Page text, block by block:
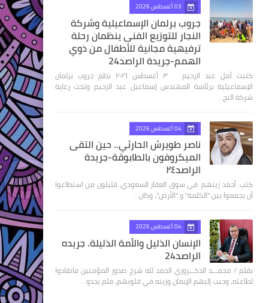
03 أغسطس 2026
جروب برلمان الإسماعيلية وشركة
النجار للتوزيع الفنى ينظمان رحلة
ترفيهية مجانية للأطفال من ذوي
الهمم-جريدة الراصد24
كتبت أمل عبد الرحيم ٣ أغسطس ٢٠٢٦ نظم جروب برلمان
الإسماعيلية برئاسة المهندس إسماعيل عبد الرحيم وتحت رعاية
شركة النج…
04 أغسطس 2026
ناصر طويرش الحارثي.. حين التقى
الميكروفون بالطابوقة-جريدة
الراصد٢٤
كتب: أحمد زينهم في سوق العقار السعودي، قليلون من استطاعوا
أن يجمعوا بين "الكلمة" و "الأرض"، وكان…
04 أغسطس 2026
الإنسان الذليل والأمة الذليلة. جريده
الراصد24
بقلم / محمـــد الدكـــروري الحمد لله شرح صدور المؤمنين فانقادوا
لطاعته، وحبب إليهم الإيمان وزينه في قلوبهم، فلم يجدو…